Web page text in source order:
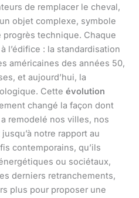
de remplacer le cheval,
objet complexe, symbole
technique. Chaque
l’édifice : la standardisation
américaines des années 50,
et aujourd’hui, la
Cette évolution
changé la façon dont
remodelé nos villes, nos
notre rapport au
contemporains, qu’ils
ou sociétaux,
derniers retranchements,
plus pour proposer une